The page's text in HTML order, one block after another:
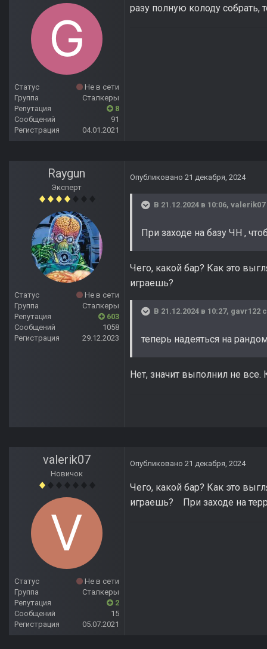
Статус
Не в сети
Группа
Сталкеры
Репутация
8
Сообщений
91
Регистрация
04.01.2021
разу полную колоду собрать,
Raygun
Эксперт
Статус
Не в сети
Группа
Сталкеры
Репутация
603
Сообщений
1058
Регистрация
29.12.2023
Опубликовано 21 декабря, 2024
В 21.12.2024 в 10:06, valerik07
При заходе на базу ЧН ,
Чего, какой бар? Как это
играешь?
В 21.12.2024 в 10:27, gavr122
теперь надеяться на
Нет, значит выполнил не
valerik07
Новичок
Статус
Не в сети
Группа
Сталкеры
Репутация
2
Сообщений
15
Регистрация
05.07.2021
Опубликовано 21 декабря, 2024
Чего, какой бар? Как это
играешь? При заходе на